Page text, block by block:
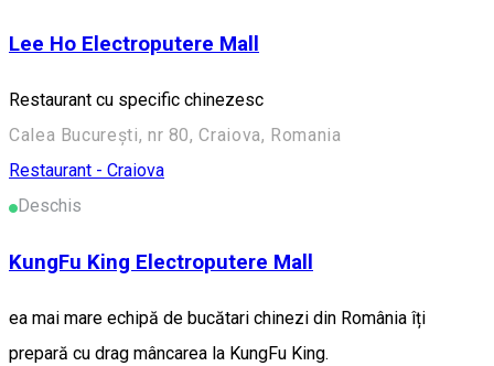
Lee Ho Electroputere Mall
Restaurant cu specific chinezesc
Calea București, nr 80, Craiova, Romania
Restaurant - Craiova
Deschis
KungFu King Electroputere Mall
ea mai mare echipă de bucătari chinezi din România îți
prepară cu drag mâncarea la KungFu King.